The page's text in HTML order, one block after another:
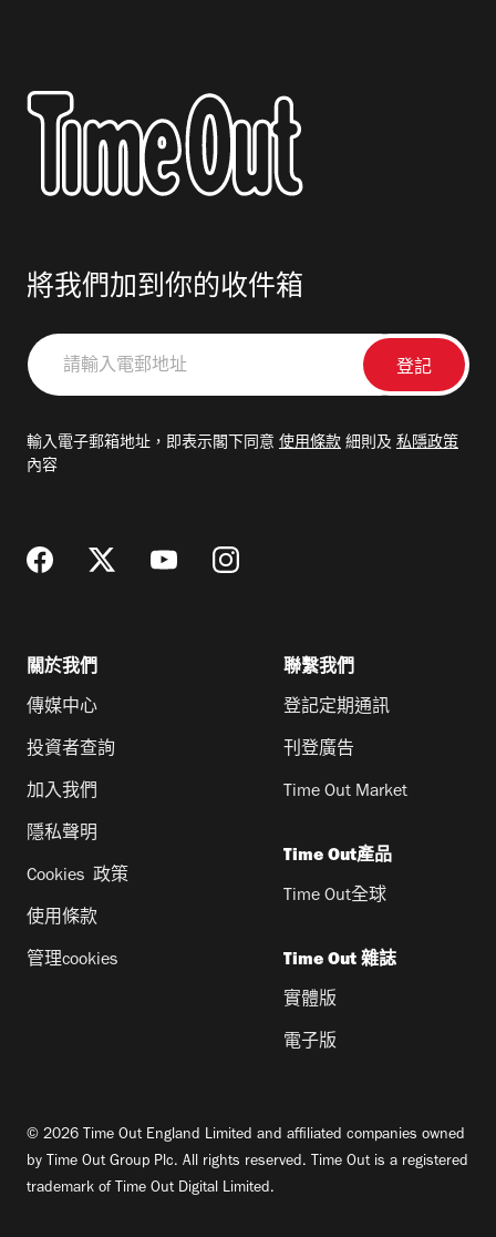
將我們加到你的收件箱
請
輸
郵
輸入電子郵箱地址，即表示閣下同意 使用條款 細則及 私隱政策
內容
關於我們
傳媒中心
投資者查詢
加入我們
隱私聲明
Cookies 政策
使用條款
管理cookies
聯繫我們
登記定期通訊
刊登廣告
Time Out Market
Time Out產品
Time Out全球
Time Out 雜誌
實體版
電子版
© 2026 Time Out England Limited and affiliated companies owned
by Time Out Group Plc. All rights reserved. Time Out is a registered
trademark of Time Out Digital Limited.